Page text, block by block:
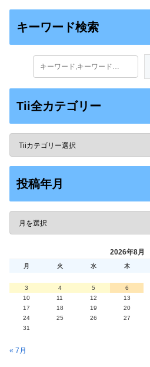
キーワード検索
Tii全カテゴリー
投稿年月
2026年8月
月 火 水 木
3
4 5 6
10
11 12 13
17
18 19 20
24
25 26 27
31
« 7月